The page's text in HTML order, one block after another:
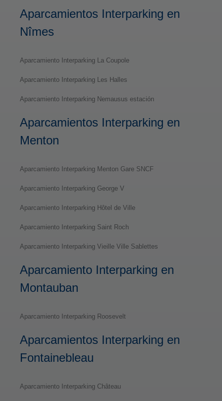
Aparcamientos Interparking en
Nîmes
Aparcamiento Interparking La Coupole
Aparcamiento Interparking Les Halles
Aparcamiento Interparking Nemausus estación
Aparcamientos Interparking en
Menton
Aparcamiento Interparking Menton Gare SNCF
Aparcamiento Interparking George V
Aparcamiento Interparking Hôtel de Ville
Aparcamiento Interparking Saint Roch
Aparcamiento Interparking Vieille Ville Sablettes
Aparcamiento Interparking en
Montauban
Aparcamiento Interparking Roosevelt
Aparcamientos Interparking en
Fontainebleau
Aparcamiento Interparking Château